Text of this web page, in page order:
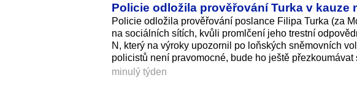
Policie odložila prověřování Turka v kauze
Policie odložila prověřování poslance Filipa Turka (za
na sociálních sítích, kvůli promlčení jeho trestní
N, který na výroky upozornil po loňských sněmovních
policistů není pravomocné, bude ho ještě přezkoumávat
minulý týden